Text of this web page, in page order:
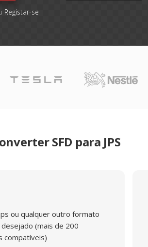
Registar-se
SFD para JPS
ou qualquer outro formato
(mais de 200
compatíveis)